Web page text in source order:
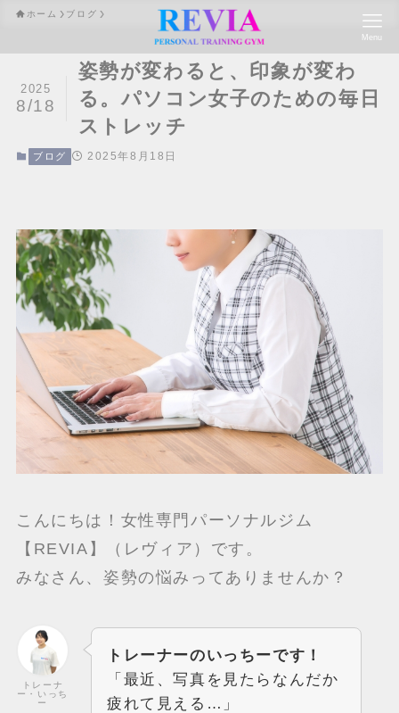
Menu
ホーム ブログ
姿勢が変わると、印象が変わ
る。パソコン女子のための毎日
ストレッチ
2025
8/18
ブログ 2025年8月18日
こんにちは！女性専門パーソナルジム
【REVIA】（レヴィア）です。
みなさん、姿勢の悩みってありませんか？
トレーナ
ー・いっち
ー
トレーナーのいっちーです！
「最近、写真を見たらなんだか
疲れて見える…」